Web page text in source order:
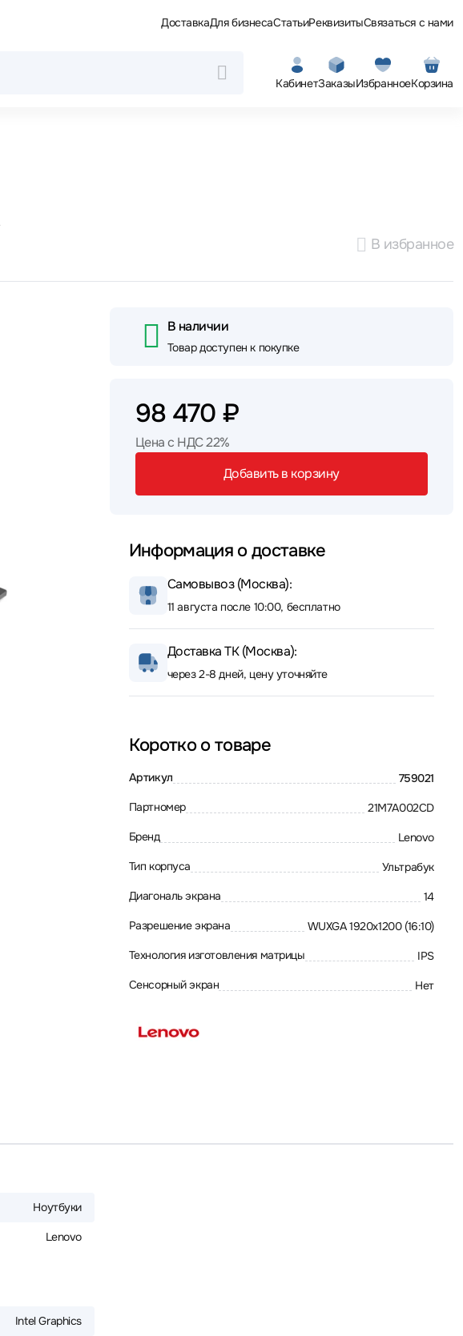
ДоставкаДля бизнесаСтатьиРеквизитыСвязаться с нами
КабинетЗаказыИзбранноеКорзина
В избранное
В наличии
Товар доступен к покупке
98 470 ₽
Цена с НДС 22%
Добавить в корзину
Информация о доставке
Самовывоз (Москва):
11 августа после 10:00, бесплатно
Доставка ТК (Москва):
через 2-8 дней, цену уточняйте
Коротко о товаре
Артикул 759021
Партномер 21M7A002CD
Бренд Lenovo
Тип корпуса Ультрабук
Диагональ экрана 14
Разрешение экрана WUXGA 1920x1200 (16:10)
Технология изготовления матрицы IPS
Сенсорный экран Нет
Ноутбуки
Lenovo
Intel Graphics